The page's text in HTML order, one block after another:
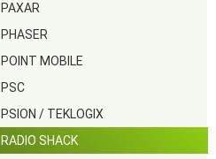
PAXAR
PHASER
POINT MOBILE
PSC
PSION / TEKLOGIX
RADIO SHACK